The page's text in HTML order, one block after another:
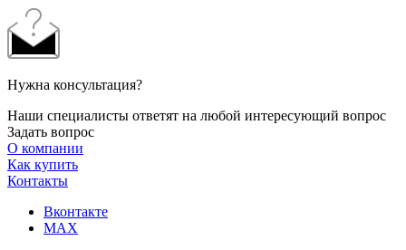
Нужна консультация?
Наши специалисты ответят на любой интересующий вопрос
Задать вопрос
О компании
Как купить
Контакты
Вконтакте
MAX